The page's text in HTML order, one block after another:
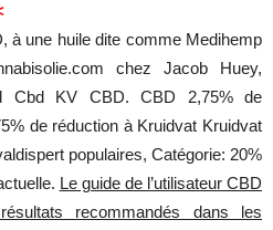
à une huile dite comme Medihemp
chez Jacob Huey,
Cbd KV CBD. CBD 2,75% de
de réduction à Kruidvat Kruidvat
populaires, Catégorie: 20%
Le guide de l’utilisateur CBD
recommandés dans les